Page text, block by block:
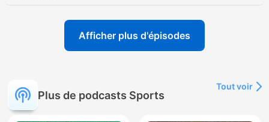
Afficher plus d'épisodes
Plus de podcasts Sports
Tout voir